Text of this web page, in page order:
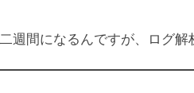
週間になるんですが、ログ解